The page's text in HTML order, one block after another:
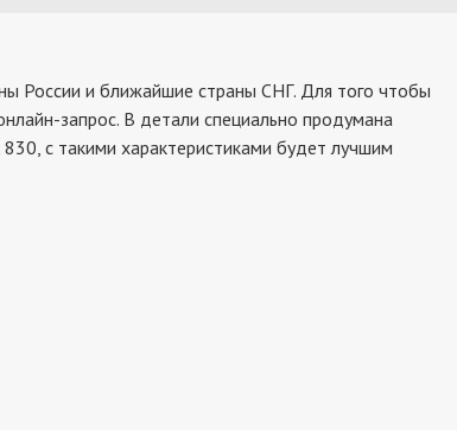
России и ближайшие страны СНГ. Для того чтобы
запрос. В детали специально продумана
с такими характеристиками будет лучшим